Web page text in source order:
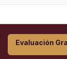
Evaluación